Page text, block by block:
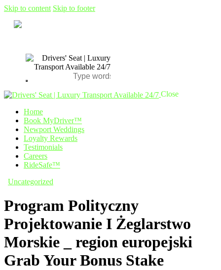
Skip to content Skip to footer
Close
Home
Book MyDriver™
Newport Weddings
Loyalty Rewards
Testimonials
Careers
RideSafe™
Uncategorized
Program Polityczny
Projektowanie I Żeglarstwo
Morskie _ region europejski
Grab Your Bonus Stake